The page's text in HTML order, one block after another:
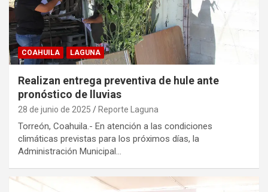
COAHUILA LAGUNA
Realizan entrega preventiva de hule ante
pronóstico de lluvias
28 de junio de 2025 Reporte Laguna
Torreón, Coahuila.- En atención a las condiciones
climáticas previstas para los próximos días, la
Administración Municipal…